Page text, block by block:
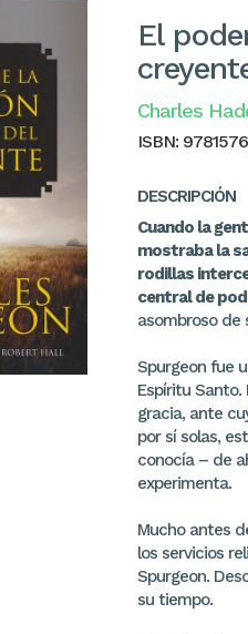
El
Charles
ISBN:
DESCRIPCIÓN
Cuando la
mostraba la
rodillas
central de
asombroso de
Spurgeon fue
Espíritu
gracia, ante
por sí solas,
conocía – de
experimenta.
Mucho antes
los servicios
Spurgeon.
su tiempo.